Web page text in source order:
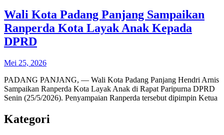
Wali Kota Padang Panjang Sampaikan
Ranperda Kota Layak Anak Kepada
DPRD
Mei 25, 2026
PADANG PANJANG, — Wali Kota Padang Panjang Hendri Arnis
Sampaikan Ranperda Kota Layak Anak di Rapat Paripurna DPRD
Senin (25/5/2026). Penyampaian Ranperda tersebut dipimpin Ketua
Kategori